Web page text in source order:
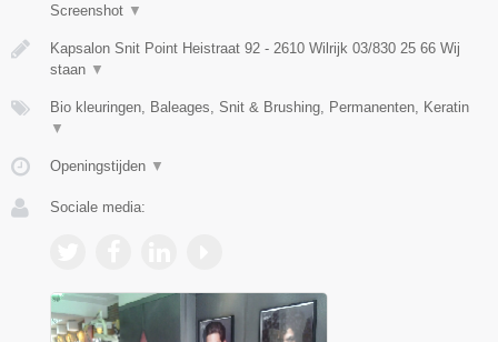
Screenshot ▼
Kapsalon Snit Point Heistraat 92 - 2610 Wilrijk 03/830 25 66 Wij
staan ▼
Bio kleuringen, Baleages, Snit & Brushing, Permanenten, Keratin
▼
Openingstijden ▼
Sociale media: